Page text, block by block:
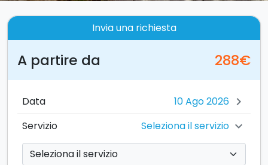
Invia una richiesta
A partire da 288€
Data chevron_right
Servizio Seleziona il servizio chevron_right